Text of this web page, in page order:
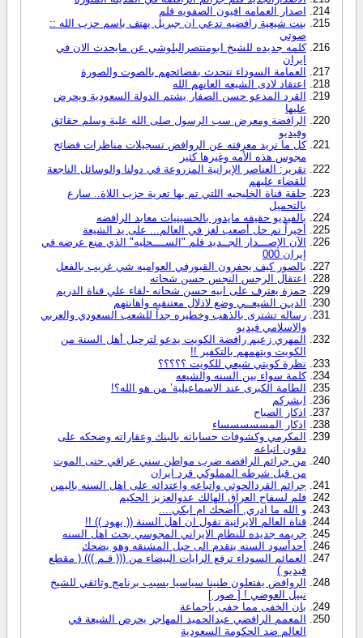
اصدار العمامه افيون الصفويه فلم
بنت شيعية رافضيه تدعي ان جبريل يهتف باسم حزب الله ::
صوتي
كلمه جديده للشيخ ابومنتصرالبلوشي عن مايحدث الان في
ايران
العمامة السوداء تتحدث بفضائحهم بالصوت والصورة
اعتقاد لادى الشيعه العانهم الله
القرد المدعو حسن الصفار يشتم الدولة السعودية ويحرض
عليها
الرافضة ومعرض سب الرسول صلى الله علية وسلم حقائق
وفيديو
كل ما تريد معرفته عن الروافض تسجيلات مناظرات فضائح
مجوس هذه الأمه وغيرها كثير
تقرير: العناصر الإيرانية المزروعة في دولنا والوسائل الناجعة
للقضاء عليهم
حلقة قناة الخليجيه اللتي تم بها تعرية حزب اللاة.. سارع
بالتحميل
بالفيديو حقيقه مايدور بالحسينيات معابد الرافضه
أخيراً تم حل أصعب لغز في العالم... على يد الشيعة
الآن الإصـــدار الجــديد فلم "الســــحليه" الذي منع عرضه في
إيران 000
بالصور كيف يحفرون القبورفي العواميه شي غريب بالفعل
اعتقال الرجس النجس حسن شحاته
حمزة يعترف على ابيه حسن شحاته -لقاء علي قناة الدريم
الديـن الشيعــي وضع لاذلال معتنقيه واهانتهم
رساله تشترى بالذهب وخطيره جداً للشعب السعودي والعربي
والاسلامي فيديو
المهري زعيم رافضة الكويت يدعو لترحيل أهل السنة من
الكويت ويتهمهم بالتكفير !!
نظرة كويتي شيعي للكويت ؟؟؟؟؟
كلمة سواء بين السنه والشيعه
الطامة الكبرى عند الاسماعيلية’ من هو الله؟!
ابشركم
اذكار الصباح
اذكار المسسسسساء
المكرمي وكشوفات حساباته بالبنك وعقاراته وضحكه على
دقون اتباعه
من جرائم الرافضه ضرب مواطن سني عراقي حتى الموت
من قبل شرطه المملوكي قرد ايران
جرائم القردالحوثي واتباعه واعتدائه على اهل السنه باليمن
فلم لسفاح العراق الهالك عدوالعزيز الحكيم
و الله ما ادري, أأضحك ام ابكي....
قناة العالم الايرانية تقول ان اهل السنة (( يهود )) !!
جريمه جديده للنظام الايراني المجوسي بحث اهل السنه
أحدأسود السنه يتقدم الى حبل المشنقه وهو يضحك
العمائم السوداء ترفع الرايات البيضاء من ((( قـم ))) ( مقطع
فيديو )
الروافض يفتعلون طنينا سياسيا بسبب برنامج وثائقي للشيخ
نبيل العوضي ! [ صور ]
بان الخفى مما خفى ياجماعة
المعمم الرافضي عبدالحميد المهاجر يحرض الشيعة في
العالم ضد الحكومة السعودية